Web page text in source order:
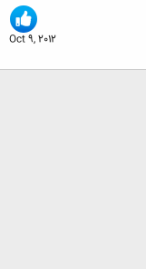
Oct 9, 2012